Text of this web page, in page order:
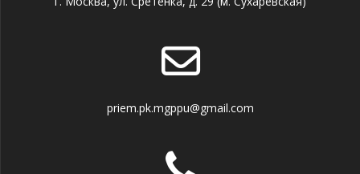
priem.pk.mgppu@gmail.com